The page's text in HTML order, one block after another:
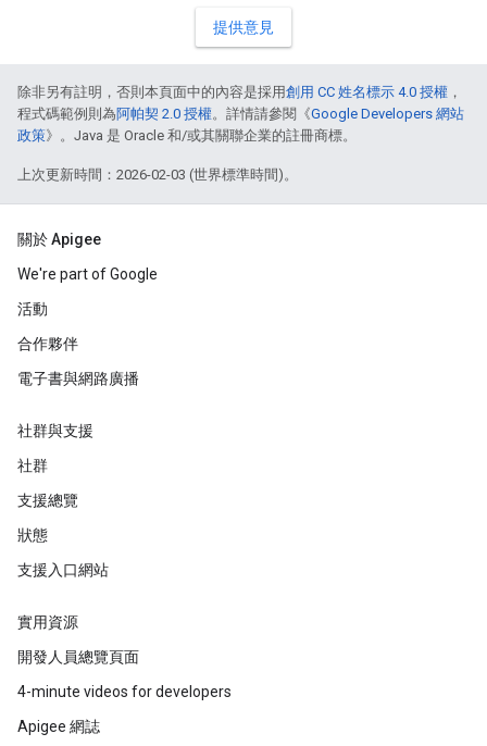
提供意見
除非另有註明，否則本頁面中的內容是採用創用 CC 姓名標示 4.0 授權 ，
程式碼範例則為阿帕契 2.0 授權。詳情請參閱《Google Developers 網站
政策》。Java 是 Oracle 和/或其關聯企業的註冊商標。
上次更新時間：2026-02-03 (世界標準時間)。
關於 Apigee
We're part of Google
活動
合作夥伴
電子書與網路廣播
社群與支援
社群
支援總覽
狀態
支援入口網站
實用資源
開發人員總覽頁面
4-minute videos for developers
Apigee 網誌